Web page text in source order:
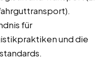
für
und die